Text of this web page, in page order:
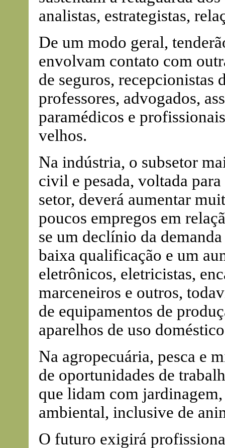
analistas, estrategistas,
De um modo geral,
envolvam contato com
de seguros, recepcionistas
professores, advogados,
paramédicos e
velhos.
Na indústria, o subsetor
civil e pesada, voltada
setor, deverá aumentar
poucos empregos em
se um declínio da
baixa qualificação e um
eletrônicos, eletricistas,
marceneiros e outros,
de equipamentos de
aparelhos de uso
Na agropecuária, pesca e
de oportunidades de
que lidam com
ambiental, inclusive de
O futuro exigirá